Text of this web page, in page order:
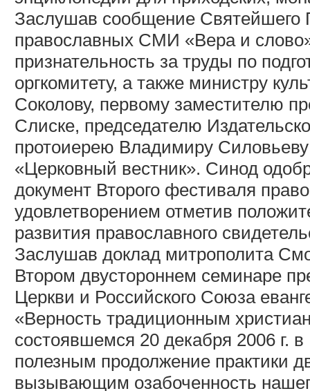
Заслушав сообщение Святейшего
православных СМИ «Вера и
признательность за труды по
оргкомитету, а также министру
Соколову, первому заместителю
Слиске, председателю
протоиерею Владимиру
«Церковный вестник». Синод
документ Второго фестиваля
удовлетворением отметив
развития православного
Заслушав доклад митрополита
Втором двустороннем семинаре
Церкви и Российского Союза
«Верность традиционным
состоявшемся 20 декабря 2006
полезным продолжение практики
вызывающим озабоченность